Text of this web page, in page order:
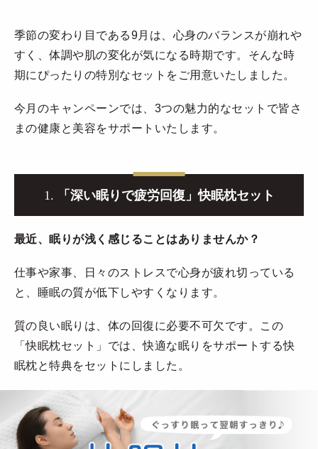
季節の変わり目である9月は、心身のバランスが崩れや
すく、体調や肌の変化が気になる時期です。そんな時
期にぴったりの特別なセットをご用意いたしました。
今月のキャンペーンでは、3つの魅力的なセットで皆さ
まの健康と美容をサポートいたします。
1. 「深い眠りで疲労回復」快眠枕セット
最近、眠りが浅く感じることはありませんか？
仕事や家事、日々のストレスで心身が疲れ切っている
と、睡眠の質が低下しやすくなります。
質の良い眠りは、体の回復に必要不可欠です。この
「快眠枕セット」では、快適な眠りをサポートする快
眠枕と特典をセットにしました。